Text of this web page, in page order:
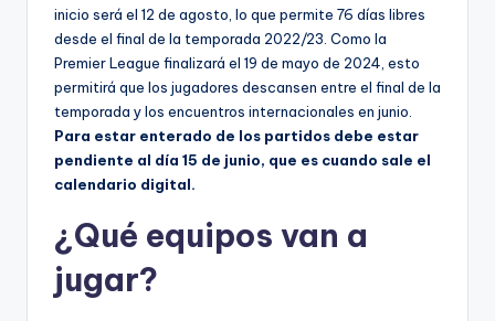
inicio será el 12 de agosto, lo que permite 76 días libres
desde el final de la temporada 2022/23. Como la
Premier League finalizará el 19 de mayo de 2024, esto
permitirá que los jugadores descansen entre el final de la
temporada y los encuentros internacionales en junio.
Para estar enterado de los partidos debe estar
pendiente al día 15 de junio, que es cuando sale el
calendario digital.
¿Qué equipos van a
jugar?